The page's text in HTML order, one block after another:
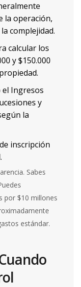
la operación,
complejidad.
calcular los
y $150.000
el Ingresos
y
la
inscripción
Sabes
por $10 millones
estándar.